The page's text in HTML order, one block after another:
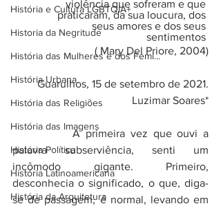
História e Cultura LGBTQIA+
Historia da Negritude
História das Mulheres e dos Femi...
História Urbana
História das Religiões
História das Imagens
História Política
História Latinoamericana
História da Arquitetura
violência que sofreram e que
praticaram, da sua loucura, dos
seus amores e dos seus
sentimentos
( Mary Del Priore, 2004)
Guarulhos, 15 de setembro de 2021.
Luzimar Soares*
		A primeira vez que ouvi a
palavra subserviência, senti um
incômodo gigante. Primeiro,
desconhecia o significado, o que, diga-
se de passagem, é normal, levando em